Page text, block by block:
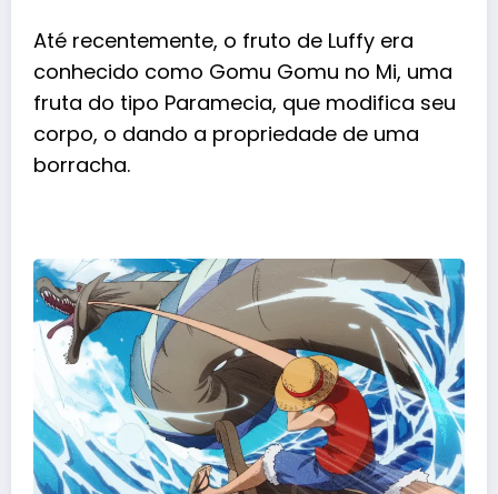
Até recentemente, o fruto de Luffy era
conhecido como Gomu Gomu no Mi, uma
fruta do tipo Paramecia, que modifica seu
corpo, o dando a propriedade de uma
borracha.